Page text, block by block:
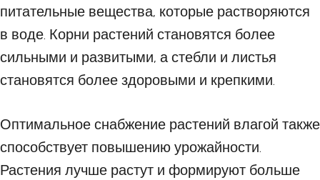
питательные вещества, которые растворяются
в воде. Корни растений становятся более
сильными и развитыми, а стебли и листья
становятся более здоровыми и крепкими.
Оптимальное снабжение растений влагой также
способствует повышению урожайности.
Растения лучше растут и формируют больше